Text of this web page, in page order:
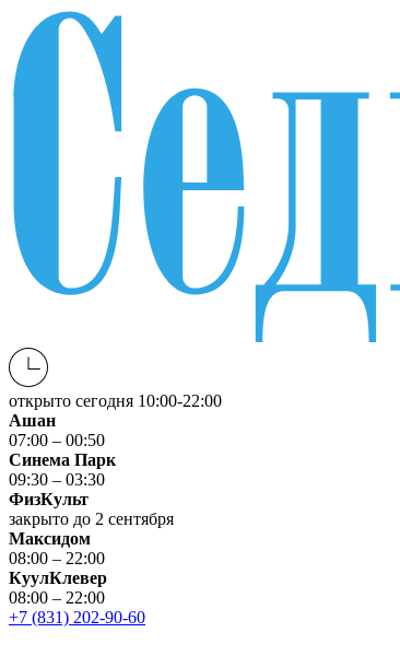
открыто сегодня 10:00-22:00
Ашан
07:00 – 00:50
Синема Парк
09:30 – 03:30
ФизКульт
закрыто до 2 сентября
Максидом
08:00 – 22:00
КуулКлевер
08:00 – 22:00
+7 (831) 202-90-60